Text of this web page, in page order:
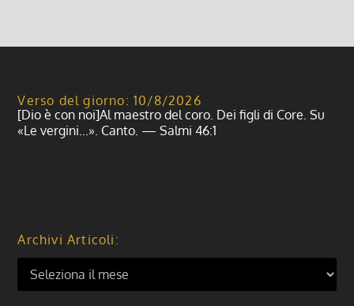
Verso del giorno: 10/8/2026
[Dio è con noi]Al maestro del coro. Dei figli di Core. Su
«Le vergini...». Canto. — Salmi 46:1
Archivi Articoli: